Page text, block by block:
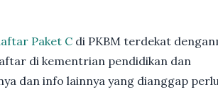
Paket C di PKBM terdekat
di kementrian pendidikan dan
dan info lainnya yang dianggap